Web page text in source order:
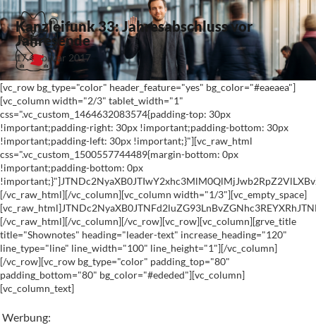
Kanzleifunk 33: Jahresabschluss vor
Jahresende
17. Februar 2017
[vc_row bg_type="color" header_feature="yes" bg_color="#eaeaea"]
[vc_column width="2/3" tablet_width="1"
css=".vc_custom_1464632083574{padding-top: 30px
!important;padding-right: 30px !important;padding-bottom: 30px
!important;padding-left: 30px !important;}"][vc_raw_html
css=".vc_custom_1500557744489{margin-bottom: 0px
!important;padding-bottom: 0px
[/vc_raw_html][/vc_column][vc_column width="1/3"][vc_empty_space]
[/vc_raw_html][/vc_column][/vc_row][vc_row][vc_column][grve_title
title="Shownotes" heading="leader-text" increase_heading="120"
line_type="line" line_width="100" line_height="1"][/vc_column]
[/vc_row][vc_row bg_type="color" padding_top="80"
padding_bottom="80" bg_color="#ededed"][vc_column]
[vc_column_text]
Werbung: